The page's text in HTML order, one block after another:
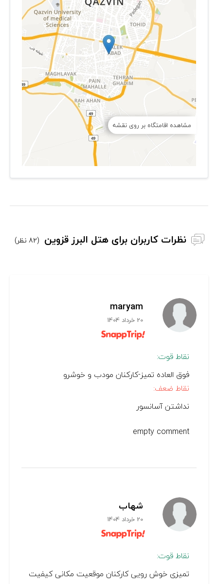
مشاهده اقامتگاه بر روی نقشه
نظرات کاربران برای هتل البرز قزوین (82 نظر)
maryam
20 خرداد 1404
نقاط قوت:
فوق العاده تميز-كاركنان مودب و خوشرو
نقاط ضعف:
نداشتن آسانسور
empty comment
شهاب
20 خرداد 1404
نقاط قوت:
تمیزی خوش رویی کارکنان موقعیت مکانی کیفیت